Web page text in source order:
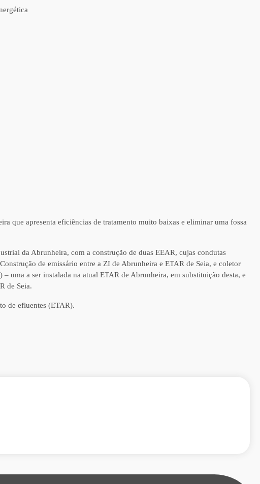
que apresenta eficiências de tratamento muito baixas e eliminar uma fossa
da Abrunheira, com a construção de duas EEAR, cujas condutas
de emissário entre a ZI de Abrunheira e ETAR de Seia, e coletor
uma a ser instalada na atual ETAR de Abrunheira, em substituição desta, e
de Seia.
de efluentes (ETAR).